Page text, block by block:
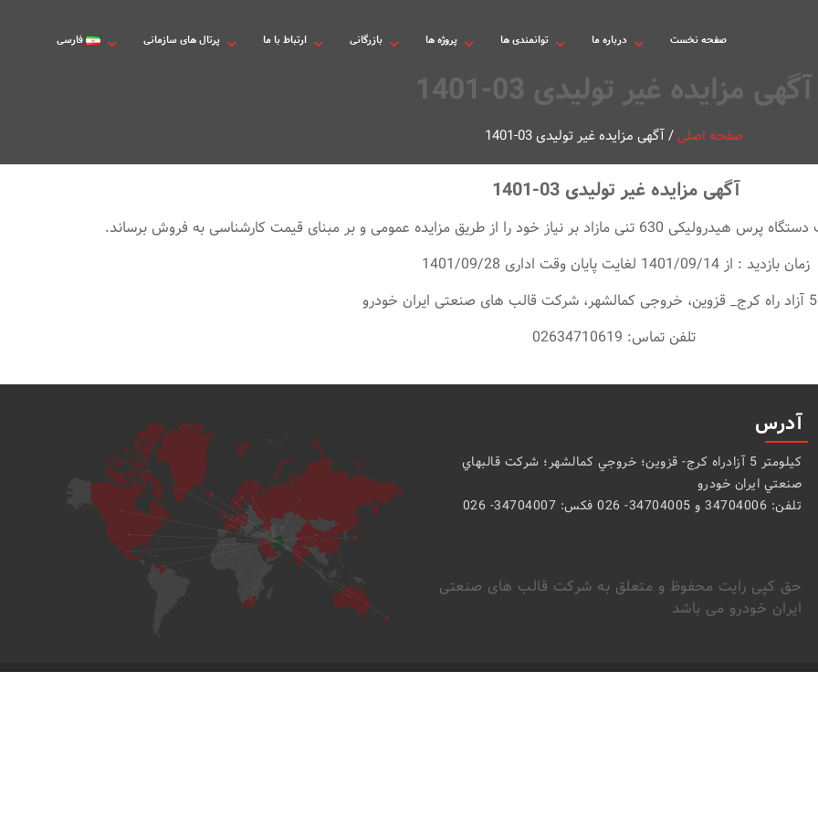
صفحه نخست درباره ما توانمندی ها پروژه ها بازرگانی ارتباط با ما پرتال های سازمانی فارسی
آگهی مزایده غیر تولیدی 03-1401
صفحه اصلی/آگهی مزایده غیر تولیدی 03-1401
آگهی مزایده غیر تولیدی 03-1401
عمومی و بر مبنای قیمت کارشناسی به فروش برساند.
زمان بازدید : از 1401/09/14 لغایت پایان وقت اداری 1401/09/28
تلفن تماس: 02634710619
آدرس
كيلومتر 5 آزادراه كرج- قزوين؛ خروجي كمالشهر؛ شركت قالبهاي
صنعتي ايران خودرو
تلفن: 34704006 و 34704005- 026 فکس: 34704007- 026
حق کپی رایت محفوظ و متعلق به شرکت قالب های صنعتی
ایران خودرو می باشد